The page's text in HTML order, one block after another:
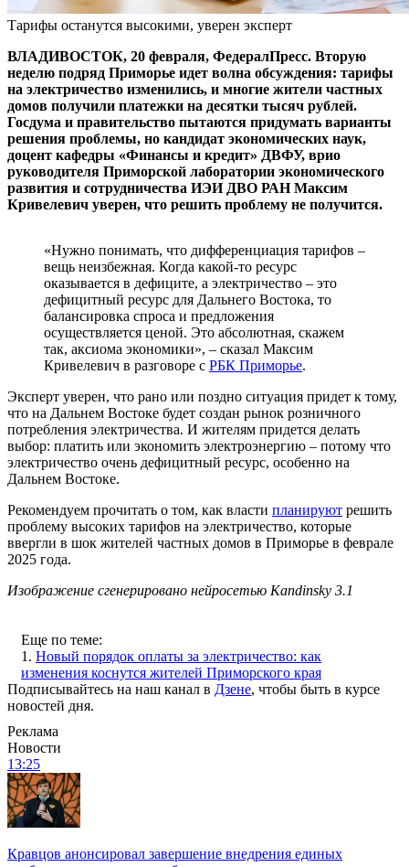
Тарифы останутся высокими, уверен эксперт
ВЛАДИВОСТОК, 20 февраля, ФедералПресс. Вторую
неделю подряд Приморье идет волна обсуждения: тарифы
на электричество изменились, и многие жители частных
домов получили платежки на десятки тысяч рублей.
Госдума и правительство пытаются придумать варианты
решения проблемы, но кандидат экономических наук,
доцент кафедры «Финансы и кредит» ДВФУ, врио
руководителя Приморской лаборатории экономического
развития и сотрудничества ИЭИ ДВО РАН Максим
Кривелевич уверен, что решить проблему не получится.
«Нужно понимать, что дифференциация тарифов –
вещь неизбежная. Когда какой-то ресурс
оказывается в дефиците, а электричество – это
дефицитный ресурс для Дальнего Востока, то
балансировка спроса и предложения
осуществляется ценой. Это абсолютная, скажем
так, аксиома экономики», – сказал Максим
Кривелевич в разговоре с РБК Приморье.
Эксперт уверен, что рано или поздно ситуация придет к тому,
что на Дальнем Востоке будет создан рынок розничного
потребления электричества. И жителям придется делать
выбор: платить или экономить электроэнергию – потому что
электричество очень дефицитный ресурс, особенно на
Дальнем Востоке.
Рекомендуем прочитать о том, как власти планируют решить
проблему высоких тарифов на электричество, которые
ввергли в шок жителей частных домов в Приморье в феврале
2025 года.
Изображение сгенерировано нейросетью Kandinsky 3.1
Еще по теме:
1. Новый порядок оплаты за электричество: как
изменения коснутся жителей Приморского края
Подписывайтесь на наш канал в Дзене, чтобы быть в курсе
новостей дня.
Реклама
Новости
13:25
Кравцов анонсировал завершение внедрения единых